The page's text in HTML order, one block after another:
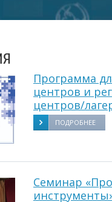
Программа
центров и
центров/
ПОДРОБНЕЕ
Семинар